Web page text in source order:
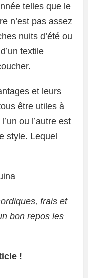
telles que le
n’est pas assez
nuits d’été ou
textile
et leurs
être utiles à
ou l’autre est
style. Lequel
frais et
bon repos les
!